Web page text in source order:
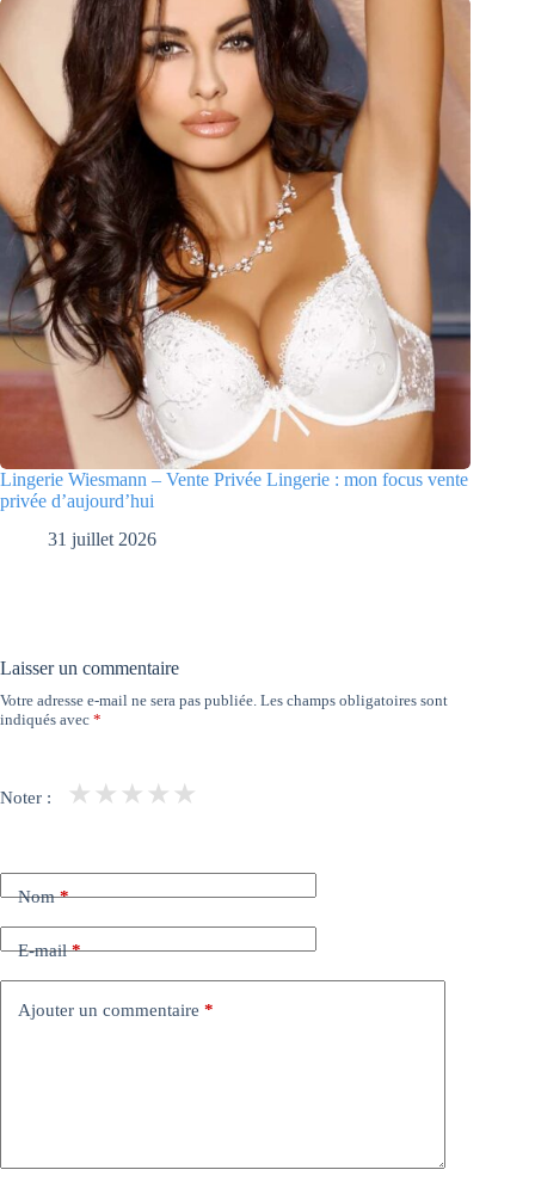
Lingerie Wiesmann – Vente Privée Lingerie : mon focus vente
privée d’aujourd’hui
31 juillet 2026
Laisser un commentaire
Votre adresse e-mail ne sera pas publiée. Les champs obligatoires sont
indiqués avec *
Noter : ★
★
★
★
★
Nom*
E-mail*
Ajouter un commentaire *